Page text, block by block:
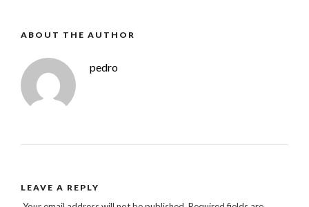
ABOUT THE AUTHOR
pedro
LEAVE A REPLY